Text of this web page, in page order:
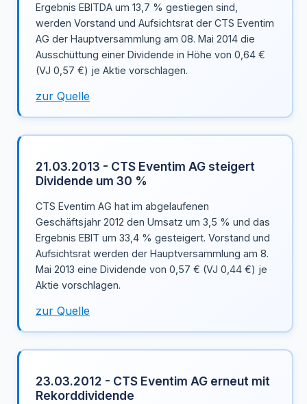
Ergebnis EBITDA um 13,7 % gestiegen sind,
werden Vorstand und Aufsichtsrat der CTS Eventim
AG der Hauptversammlung am 08. Mai 2014 die
Ausschüttung einer Dividende in Höhe von 0,64 €
(VJ 0,57 €) je Aktie vorschlagen.
zur Quelle
21.03.2013 - CTS Eventim AG steigert
Dividende um 30 %
CTS Eventim AG hat im abgelaufenen
Geschäftsjahr 2012 den Umsatz um 3,5 % und das
Ergebnis EBIT um 33,4 % gesteigert. Vorstand und
Aufsichtsrat werden der Hauptversammlung am 8.
Mai 2013 eine Dividende von 0,57 € (VJ 0,44 €) je
Aktie vorschlagen.
zur Quelle
23.03.2012 - CTS Eventim AG erneut mit
Rekorddividende